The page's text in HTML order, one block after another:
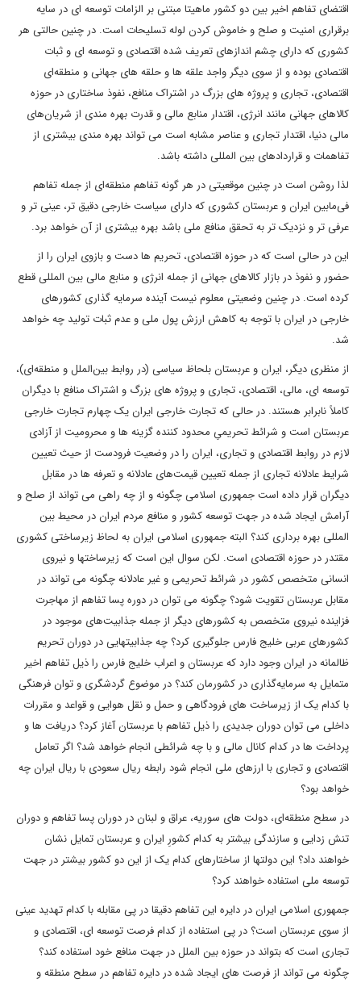
اقتضای تفاهم اخیر بین دو کشور ماهیتا مبتنی بر الزامات توسعه ای در سایه
برقراری امنیت و صلح و خاموش کردن لوله تسلیحات است. در چنین حالتی هر
کشوری که دارای چشم اندازهای تعریف شده اقتصادی و توسعه ای و ثبات
اقتصادی بوده و از سوی دیگر واجد علقه ها و حلقه های جهانی و منطقه‌ای
اقتصادی، تجاری و پروژه های بزرگ در اشتراک منافع، نفوذ ساختاری در حوزه
کالاهای جهانی مانند انرژی، اقتدار منابع مالی و قدرت بهره مندی از شریان‌های
مالی دنیا، اقتدار تجاری و عناصر مشابه است می تواند بهره مندی بیشتری از
تفاهمات و قراردادهای بین المللی داشته باشد.
لذا روشن است در چنین موقعیتی در هر گونه تفاهم منطقه‌ای از جمله تفاهم
فی‌مابین ایران و عربستان کشوری که دارای سیاست خارجی دقیق تر، عینی تر و
عرفی تر و نزدیک تر به تحقق منافع ملی باشد بهره بیشتری از آن خواهد برد.
این در حالی است که در حوزه اقتصادی، تحریم ها دست و بازوی ایران را از
حضور و نفوذ در بازار کالاهای جهانی از جمله انرژی و منابع مالی بین المللی قطع
کرده است. در چنین وضعیتی معلوم نیست آینده سرمایه گذاری کشورهای
خارجی در ایران با توجه به کاهش ارزش پول ملی و عدم ثبات تولید چه خواهد
شد.
از منظری دیگر، ایران و عربستان بلحاظ سیاسی (در روابط بین‌الملل و منطقه‌ای)،
توسعه ای، مالی، اقتصادی، تجاری و پروژه های بزرگ و اشتراک منافع با دیگران
کاملاً نابرابر هستند. در حالی که تجارت خارجی ایران یک چهارم تجارت خارجی
عربستان است و شرائط تحریمیِ محدود کننده گزینه ها و محرومیت از آزادی
لازم در روابط اقتصادی و تجاری، ایران را در وضعیت فرودست از حیث تعیین
شرایط عادلانه تجاری از جمله تعیین قیمت‌های عادلانه و تعرفه ها در مقابل
دیگران قرار داده است جمهوری اسلامی چگونه و از چه راهی می تواند از صلح و
آرامش ایجاد شده در جهت توسعه کشور و منافع مردم ایران در محیط بین
المللی بهره برداری کند؟ البته جمهوری اسلامی ایران به لحاظ زیرساختی کشوری
مقتدر در حوزه اقتصادی است. لکن سوال این است که زیرساختها و نیروی
انسانی متخصص کشور در شرائط تحریمی و غیر عادلانه چگونه می تواند در
مقابل عربستان تقویت شود؟ چگونه می توان در دوره پسا تفاهم از مهاجرت
فزاینده نیروی متخصص به کشورهای دیگر از جمله جذابیت‌های موجود در
کشورهای عربی خلیج فارس جلوگیری کرد؟ چه جذابیتهایی در دوران تحریم
ظالمانه در ایران وجود دارد که عربستان و اعراب خلیج فارس را ذیل تفاهم اخیر
متمایل به سرمایه‌گذاری در کشورمان کند؟ در موضوع گردشگری و توان فرهنگی
با کدام یک از زیرساخت های فرودگاهی و حمل و نقل هوایی و قواعد و مقررات
داخلی می توان دوران جدیدی را ذیل تفاهم با عربستان آغاز کرد؟ دریافت ها و
پرداخت ها در کدام کانال مالی و با چه شرائطی انجام خواهد شد؟ اگر تعامل
اقتصادی و تجاری با ارزهای ملی انجام شود رابطه ریال سعودی با ریال ایران چه
خواهد بود؟
در سطح منطقه‌ای، دولت های سوریه، عراق و لبنان در دوران پسا تفاهم و دوران
تنش زدایی و سازندگی بیشتر به کدام کشورِ ایران و عربستان تمایل نشان
خواهند داد؟ این دولتها از ساختارهای کدام یک از این دو کشور بیشتر در جهت
توسعه ملی استفاده خواهند کرد؟
جمهوری اسلامی ایران در دایره این تفاهم دقیقا در پی مقابله با کدام تهدید عینی
از سوی عربستان است؟ در پی استفاده از کدام فرصت توسعه ای، اقتصادی و
تجاری است که بتواند در حوزه بین الملل در جهت منافع خود استفاده کند؟
چگونه می تواند از فرصت های ایجاد شده در دایره تفاهم در سطح منطقه و